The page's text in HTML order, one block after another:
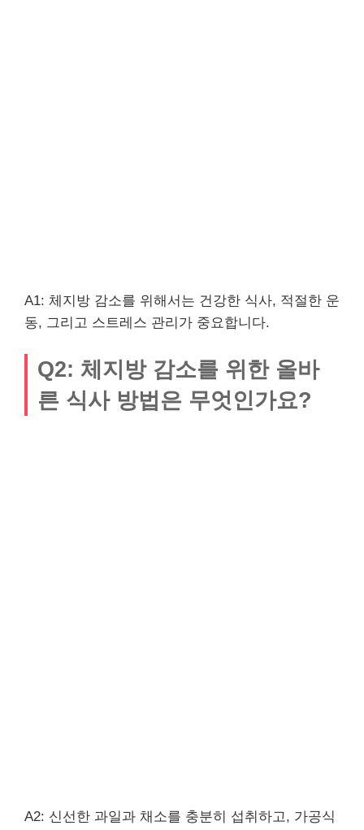
A1: 체지방 감소를 위해서는 건강한 식사, 적절한 운
동, 그리고 스트레스 관리가 중요합니다.
Q2: 체지방 감소를 위한 올바
른 식사 방법은 무엇인가요?
A2: 신선한 과일과 채소를 충분히 섭취하고, 가공식